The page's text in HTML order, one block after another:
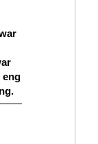
eng